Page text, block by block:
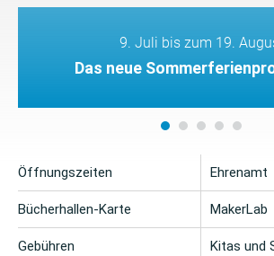
9. Juli bis zum 19.
Das neue
Öffnungszeiten
Bücherhallen-Karte
Gebühren
Ehrenamt
MakerLab
Kitas und